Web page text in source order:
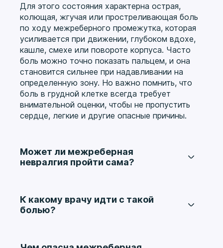
Для этого состояния характерна острая,
колющая, жгучая или простреливающая боль
по ходу межреберного промежутка, которая
усиливается при движении, глубоком вдохе,
кашле, смехе или повороте корпуса. Часто
боль можно точно показать пальцем, и она
становится сильнее при надавливании на
определенную зону. Но важно помнить, что
боль в грудной клетке всегда требует
внимательной оценки, чтобы не пропустить
сердце, легкие и другие опасные причины.
Может ли межреберная
невралгия пройти сама?
временной перегрузкой, боль действительно
может уменьшиться. Но если приступы
К какому врачу идти с такой
болью?
внезапно и есть сомнения в ее